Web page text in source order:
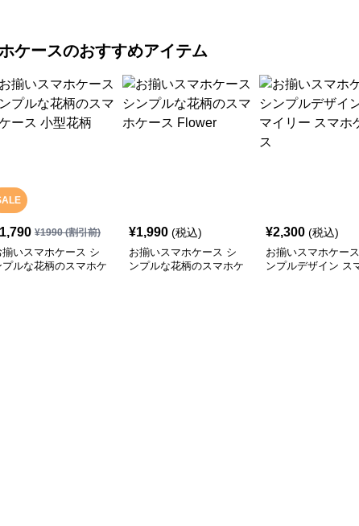
ケースのおすすめアイテム
1,790 ¥1990(割引前)
揃いスマホケース シ
プルな花柄のスマホケ
¥1,990 (税込)
お揃いスマホケース シ
ンプルな花柄のスマホケ
¥2,300 (税込)
お揃いスマホケー
ンプルデザイン ス